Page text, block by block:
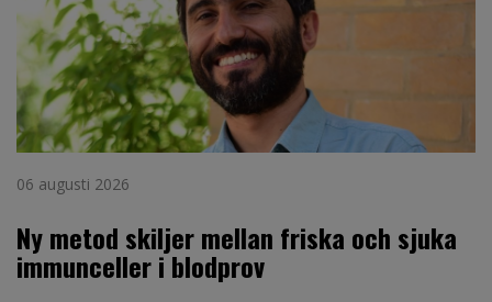
06 augusti 2026
Ny metod skiljer mellan friska och sjuka
immunceller i blodprov